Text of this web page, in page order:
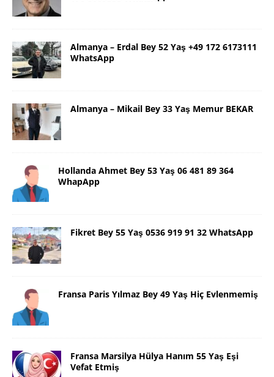
Almanya – Erdal Bey 52 Yaş +49 172 6173111
WhatsApp
Almanya – Mikail Bey 33 Yaş Memur BEKAR
Hollanda Ahmet Bey 53 Yaş 06 481 89 364
WhapApp
Fikret Bey 55 Yaş 0536 919 91 32 WhatsApp
Fransa Paris Yılmaz Bey 49 Yaş Hiç Evlenmemiş
Fransa Marsilya Hülya Hanım 55 Yaş Eşi
Vefat Etmiş